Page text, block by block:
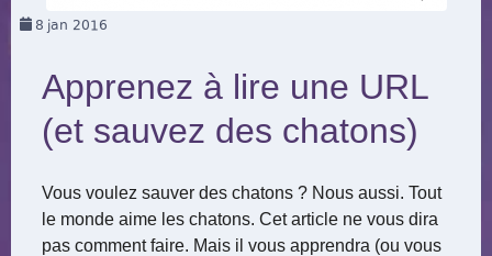
8 jan 2016
Apprenez à lire une URL
(et sauvez des chatons)
Vous voulez sauver des chatons ? Nous aussi. Tout
le monde aime les chatons. Cet article ne vous dira
pas comment faire. Mais il vous apprendra (ou vous